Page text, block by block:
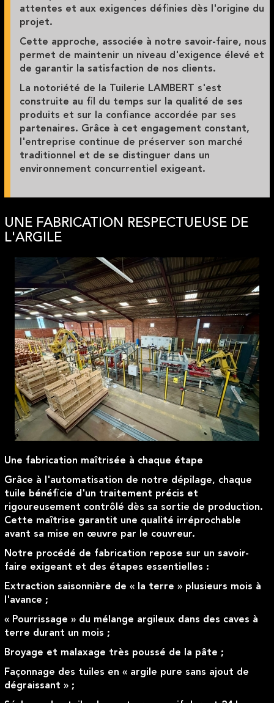
attentes et aux exigences définies dès l'origine du
projet.
Cette approche, associée à notre savoir-faire, nous
permet de maintenir un niveau d'exigence élevé et
de garantir la satisfaction de nos clients.
La notoriété de la Tuilerie LAMBERT s'est
construite au fil du temps sur la qualité de ses
produits et sur la confiance accordée par ses
partenaires. Grâce à cet engagement constant,
l'entreprise continue de préserver son marché
traditionnel et de se distinguer dans un
environnement concurrentiel exigeant.
UNE FABRICATION RESPECTUEUSE DE
L'ARGILE
Une fabrication maîtrisée à chaque étape
Grâce à l'automatisation de notre dépilage, chaque
tuile bénéficie d'un traitement précis et
rigoureusement contrôlé dès sa sortie de production.
Cette maîtrise garantit une qualité irréprochable
avant sa mise en œuvre par le couvreur.
Notre procédé de fabrication repose sur un savoir-
faire exigeant et des étapes essentielles :
Extraction saisonnière de « la terre » plusieurs mois à
l'avance ;
« Pourrissage » du mélange argileux dans des caves à
terre durant un mois ;
Broyage et malaxage très poussé de la pâte ;
Façonnage des tuiles en « argile pure sans ajout de
dégraissant » ;